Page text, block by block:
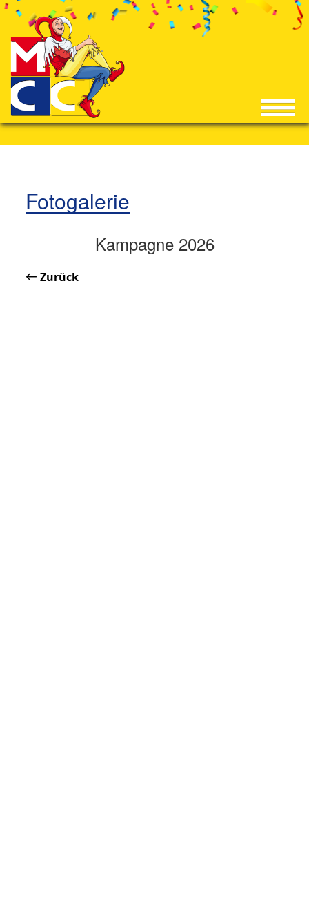
Fotogalerie
Kampagne 2026
Zurück